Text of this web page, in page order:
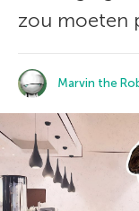
zou moeten
Marvin the